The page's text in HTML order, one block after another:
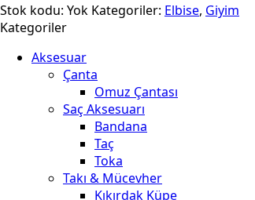
Mor
Çiçekli
Uzun
Kollu
Günü
Stok kodu: Yok Kategoriler: Elbise, Giyim
Kategoriler
Aksesuar
Çanta
Omuz Çantası
Saç Aksesuarı
Bandana
Taç
Toka
Takı & Mücevher
Kıkırdak Küpe